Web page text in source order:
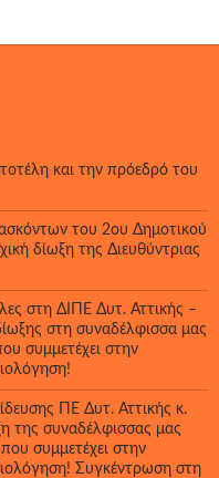
και την πρόεδρό του
του 2ου Δημοτικού
δίωξη της Διευθύντριας
στη ΔΙΠΕ Δυτ. Αττικής –
στη συναδέλφισσα μας
συμμετέχει στην
ΠΕ Δυτ. Αττικής κ.
της συναδέλφισσας μας
συμμετέχει στην
Συγκέντρωση στη